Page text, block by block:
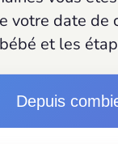
votre date
et les
Depuis